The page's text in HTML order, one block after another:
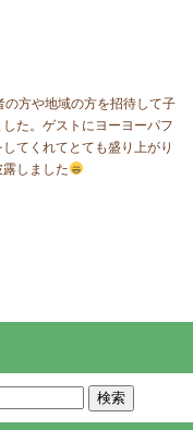
方や地域の方を招待して子
た。ゲストにヨーヨーパフ
てくれてとても盛り上がり
しました